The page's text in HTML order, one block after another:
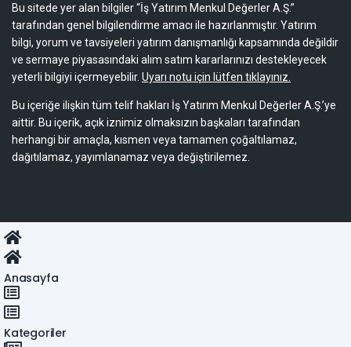
Bu sitede yer alan bilgiler “İş Yatırım Menkul Değerler A.Ş.”
tarafından genel bilgilendirme amacı ile hazırlanmıştır. Yatırım
bilgi, yorum ve tavsiyeleri yatırım danışmanlığı kapsamında değildir
ve sermaye piyasasındaki alım satım kararlarınızı destekleyecek
yeterli bilgiyi içermeyebilir. Uyarı notu için lütfen tıklayınız.
Bu içeriğe ilişkin tüm telif hakları İş Yatırım Menkul Değerler A.Ş.’ye
aittir. Bu içerik, açık iznimiz olmaksızın başkaları tarafından
herhangi bir amaçla, kısmen veya tamamen çoğaltılamaz,
dağıtılamaz, yayımlanamaz veya değiştirilemez.
Anasayfa
Kategoriler